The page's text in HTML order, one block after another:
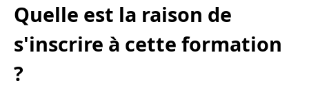
Quelle est la raison de
s'inscrire à cette formation
?